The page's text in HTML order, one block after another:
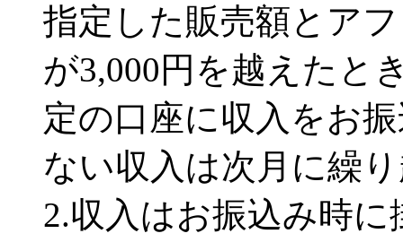
指定した販売額とア
が3,000円を越えたと
定の口座に収入をお
ない収入は次月に繰
2.収入はお振込み時